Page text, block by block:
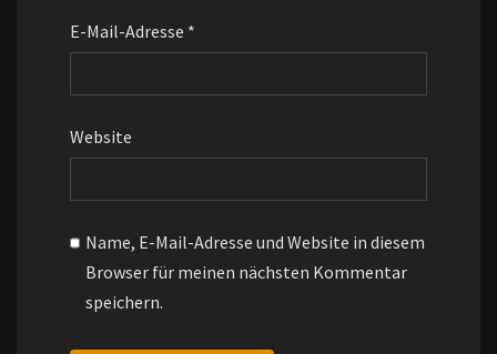
E-Mail-Adresse *
Website
Name, E-Mail-Adresse und Website in diesem
Browser für meinen nächsten Kommentar
speichern.